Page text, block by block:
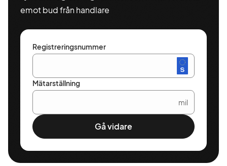
emot bud från handlare
Registreringsnummer
Mätarställning
mil
Gå vidare